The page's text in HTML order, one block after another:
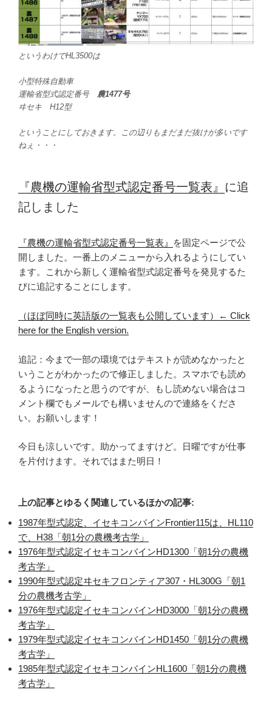
というわけでHL3500は
小型特殊自動車
運輸省型式認定番号 農1477号
ヰセキ H12型
ということにしておきます。この辺りもまだまだ抜けが多いです
ねぇ・・・
『農機の運輸省型式認定番号一覧表』 に追
記しました
『農機の運輸省型式認定番号一覧表』
を固定ページで公
開しました。一番上のメニューから入れるようにしてい
ます。これから新しく運輸省型式認定番号を発見するた
びに追記することにします。
（ほぼ同時に英語版の一覧表も公開しています）← Click
here for the English version.
追記：今まで一部の環境ではテキストが読めなかったと
いうことがわかったので修正しました。スマホでも読め
るようになったと思うのですが、もし読めない場合はコ
メント欄でもメールでも構いませんので連絡をくださ
い。お願いします！
今日も涼しいです。助かってますけど。日曜ですが仕事
を片付けます。それではまた明日！
上の記事とゆるく関連しているほかの記事:
1987年型式認定、イセキコンバインFrontier115は、HL110
で、H38「朝1分の農機考古学」
1976年型式認定イセキコンバインHD1300「朝1分の農機
考古学」
1990年型式認定ヰセキフロンティア307・HL300G「朝1
分の農機考古学」
1976年型式認定イセキコンバインHD3000「朝1分の農機
考古学」
1979年型式認定イセキコンバインHD1450「朝1分の農機
考古学」
1985年型式認定イセキコンバインHL1600「朝1分の農機
考古学」